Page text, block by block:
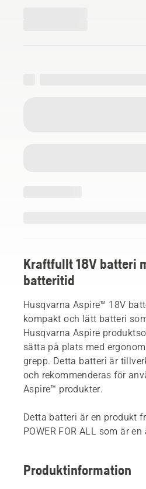
Kraftfullt 18V batteri
batteritid
Husqvarna Aspire™ 18V
kompakt och lätt batteri
Husqvarna Aspire
sätta på plats med
grepp. Detta batteri är
och rekommenderas för
Aspire™ produkter.
Detta batteri är en produkt
POWER FOR ALL som är
som ingår i denna allians*.
Produktinformation